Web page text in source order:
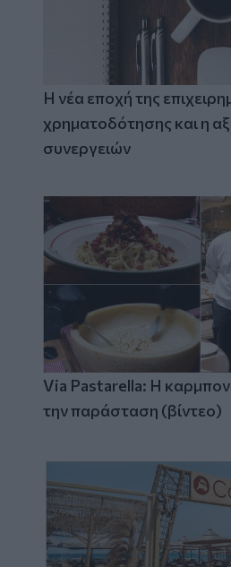
Η νέα εποχή της
χρηματοδότησης και η
συνεργειών
Via Pastarella: Η
την παράσταση (βίντεο)